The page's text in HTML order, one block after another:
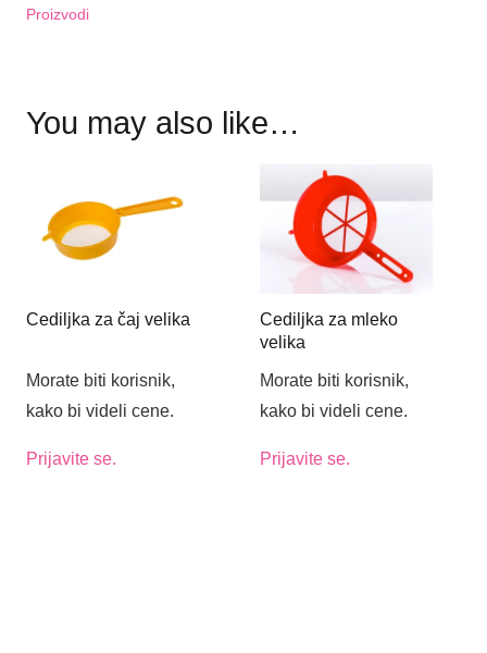
Proizvodi
You may also like…
Cediljka za čaj velika
Morate biti korisnik,
kako bi videli cene.
Prijavite se.
Cediljka za mleko
velika
Morate biti korisnik,
kako bi videli cene.
Prijavite se.